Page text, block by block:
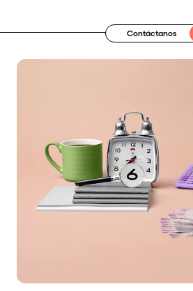
Contáctanos